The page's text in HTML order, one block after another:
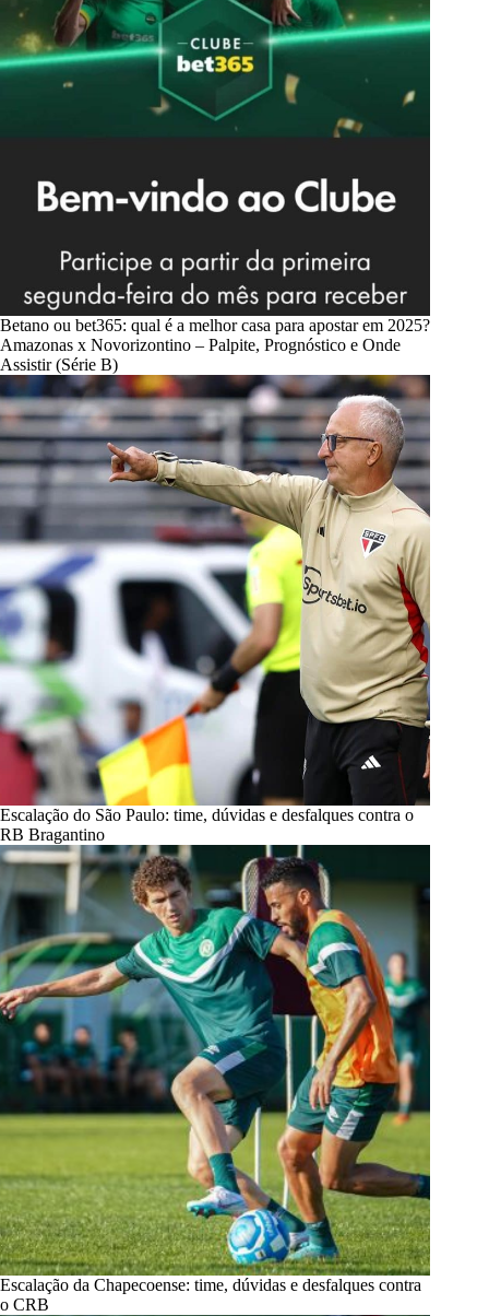
Betano ou bet365: qual é a melhor casa para apostar em 2025?
Amazonas x Novorizontino – Palpite, Prognóstico e Onde
Assistir (Série B)
Escalação do São Paulo: time, dúvidas e desfalques contra o
RB Bragantino
Escalação da Chapecoense: time, dúvidas e desfalques contra
o CRB